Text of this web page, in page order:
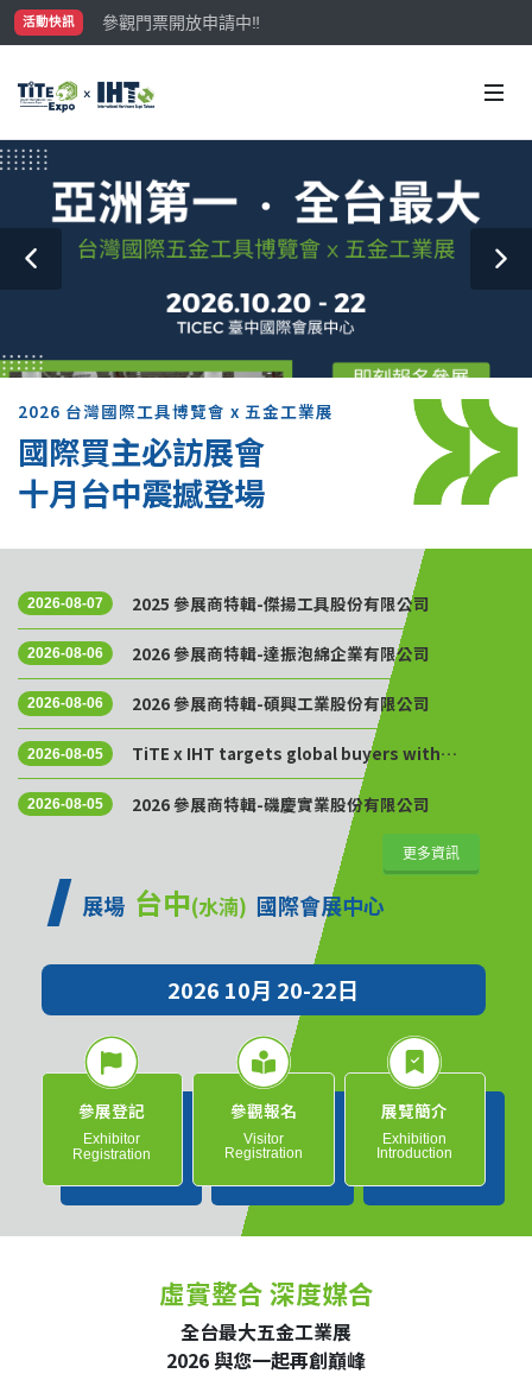
活動快訊
參觀門票開放申請中‼️
最大規模台灣五金展TiTE x IHT，2026/10/20-22與您在臺
2026 台灣國際工具博覽會 x 五金工業展
國際買主必訪展會
十月台中震撼登場
2026-08-07 2025 參展商特輯-傑揚工具股份有限公司
2026-08-06 2026 參展商特輯-達振泡綿企業有限公司
2026-08-06 2026 參展商特輯-碩興工業股份有限公司
2026-08-05
TiTE x IHT targets global buyers with
Golden Sourcing Week
2026-08-05 2026 參展商特輯-磯慶實業股份有限公司
更多資訊
展場 台中(水湳) 國際會展中心
2026 10月 20-22日
參展登記
Exhibitor
Registration
參觀報名
Visitor
Registration
展覽簡介
Exhibition
Introduction
虛實整合 深度媒合
全台最大五金工業展
2026 與您一起再創巔峰